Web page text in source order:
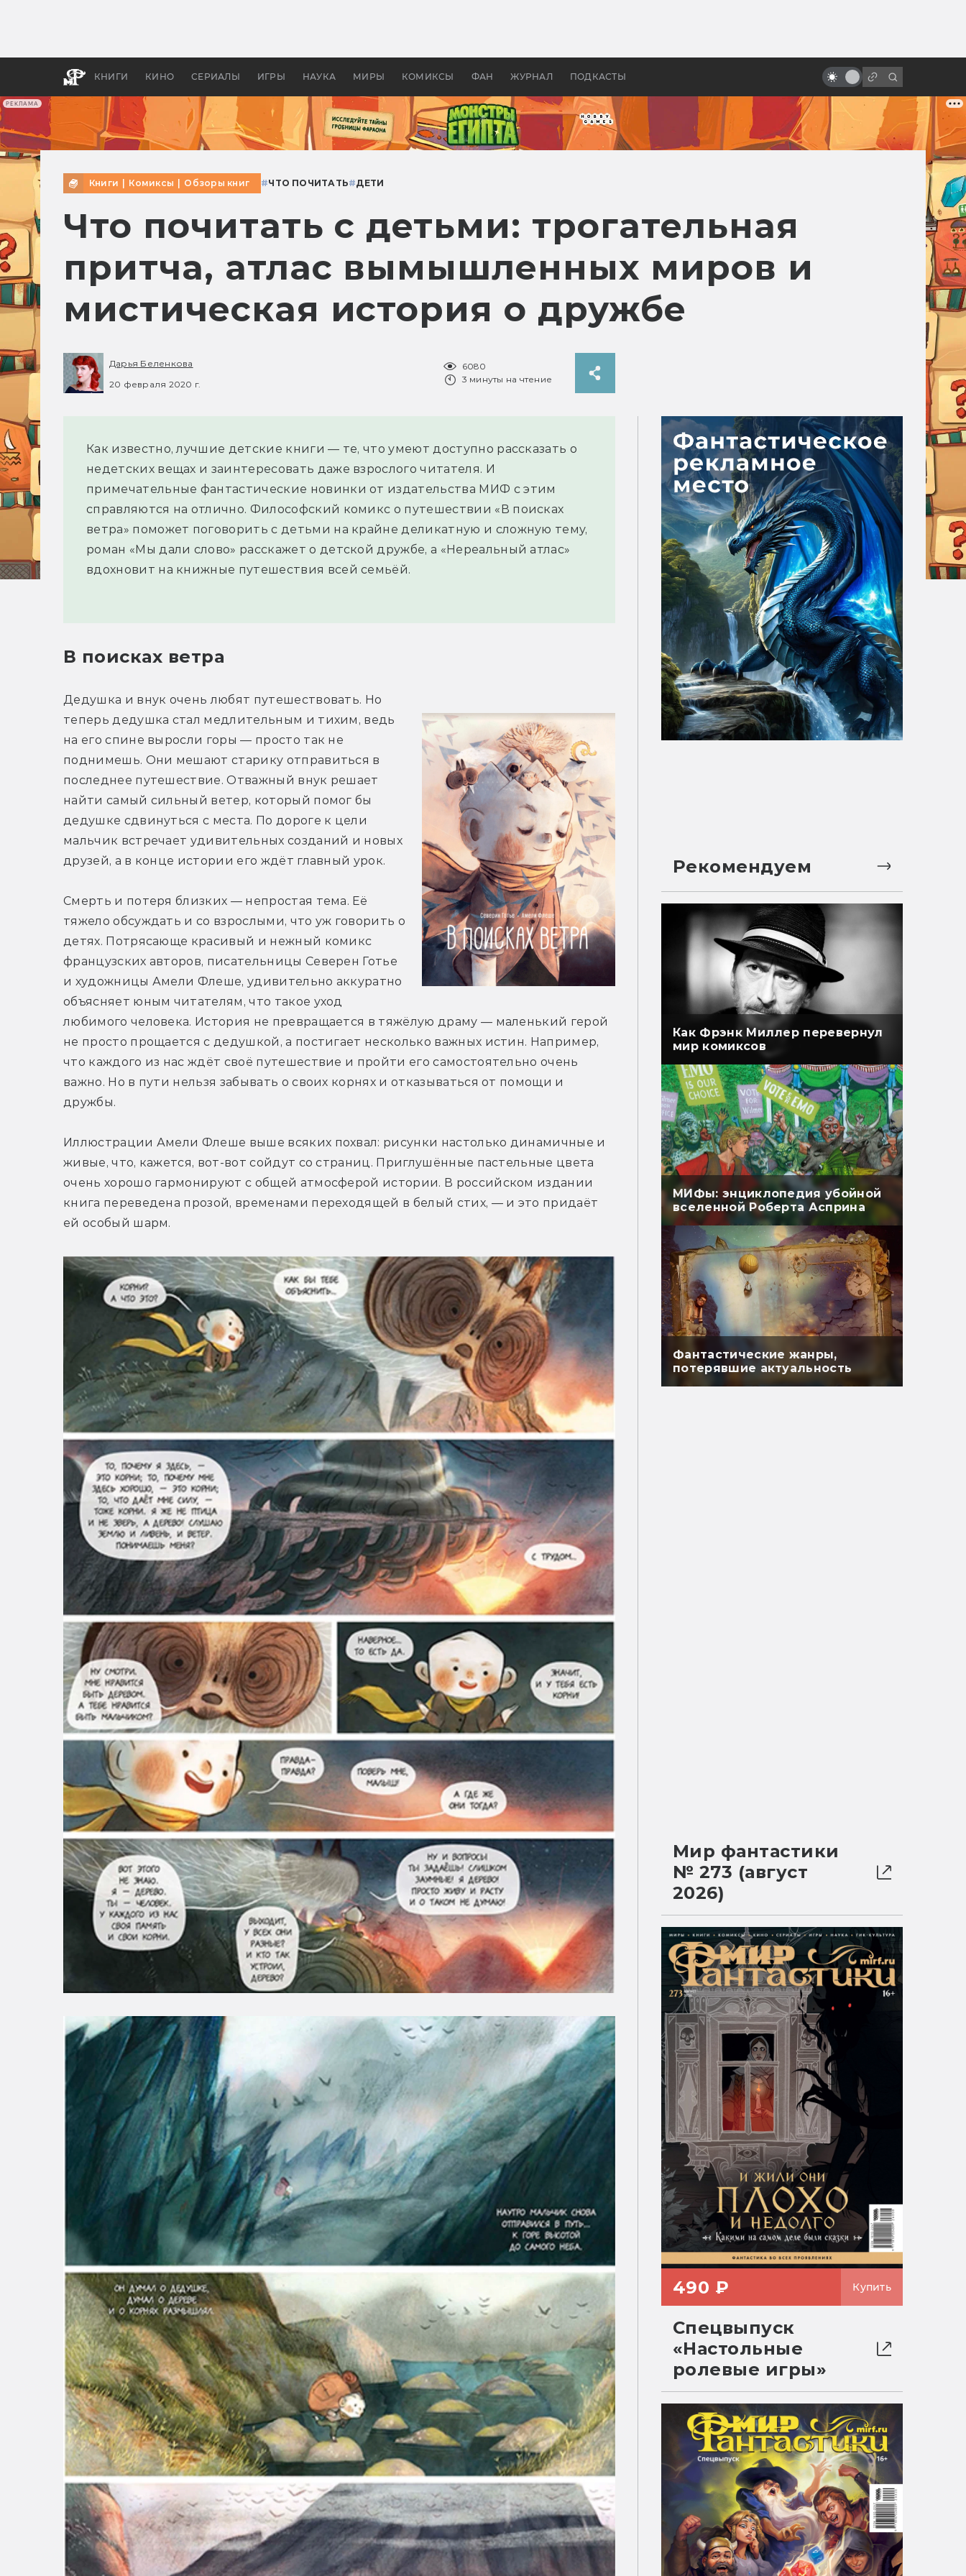
РЕКЛАМА
КНИГИ КИНО СЕРИАЛЫ ИГРЫ НАУКА МИРЫ КОМИКСЫ ФАН ЖУРНАЛ ПОДКАСТЫ
бы «Властелина колец»
Древней Грецией
идеи к безумному фильму
Книги Комиксы Обзоры книг #ЧТО ПОЧИТАТЬ#ДЕТИ
Что почитать с детьми: трогательная
притча, атлас вымышленных миров и
мистическая история о дружбе
Дарья Беленкова
20 февраля 2020 г.
6080
3 минуты на чтение
Как известно, лучшие детские книги — те, что умеют доступно рассказать о
недетских вещах и заинтересовать даже взрослого читателя. И
примечательные фантастические новинки от издательства МИФ с этим
справляются на отлично. Философский комикс о путешествии «В поисках
ветра» поможет поговорить с детьми на крайне деликатную и сложную тему,
роман «Мы дали слово» расскажет о детской дружбе, а «Нереальный атлас»
вдохновит на книжные путешествия всей семьёй.
В поисках ветра
Дедушка и внук очень любят путешествовать. Но
теперь дедушка стал медлительным и тихим, ведь
на его спине выросли горы — просто так не
поднимешь. Они мешают старику отправиться в
последнее путешествие. Отважный внук решает
найти самый сильный ветер, который помог бы
дедушке сдвинуться с места. По дороге к цели
мальчик встречает удивительных созданий и новых
друзей, а в конце истории его ждёт главный урок.
Смерть и потеря близких — непростая тема. Её
тяжело обсуждать и со взрослыми, что уж говорить о
детях. Потрясающе красивый и нежный комикс
французских авторов, писательницы Северен Готье
и художницы Амели Флеше, удивительно аккуратно
объясняет юным читателям, что такое уход
любимого человека. История не превращается в тяжёлую драму — маленький герой
не просто прощается с дедушкой, а постигает несколько важных истин. Например,
что каждого из нас ждёт своё путешествие и пройти его самостоятельно очень
важно. Но в пути нельзя забывать о своих корнях и отказываться от помощи и
дружбы.
Иллюстрации Амели Флеше выше всяких похвал: рисунки настолько динамичные и
живые, что, кажется, вот-вот сойдут со страниц. Приглушённые пастельные цвета
очень хорошо гармонируют с общей атмосферой истории. В российском издании
книга переведена прозой, временами переходящей в белый стих, — и это придаёт
ей особый шарм.
Рекомендуем
Как Фрэнк Миллер перевернул
мир комиксов
МИФы: энциклопедия убойной
вселенной Роберта Асприна
Фантастические жанры,
потерявшие актуальность
Мир фантастики
№ 273 (август
2026)
490 ₽ Купить
Спецвыпуск
«Настольные
ролевые игры»